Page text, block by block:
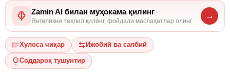
Zamin AI билан муҳокама қилинг
Янгиликни таҳлил қилинг, фойдали маслаҳатлар олинг
→
Хулоса чиқар Ижобий ва салбий
Соддароқ тушунтир